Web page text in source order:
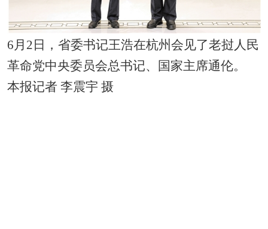
6月2日，省委书记王浩在杭州会见了老挝人民
革命党中央委员会总书记、国家主席通伦。
本报记者 李震宇 摄